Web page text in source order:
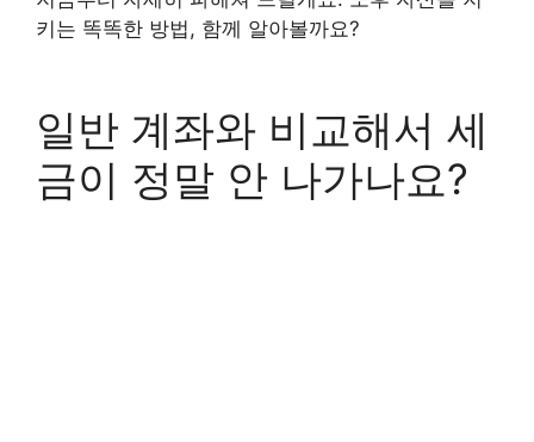
키는 똑똑한 방법, 함께 알아볼까요?
일반 계좌와 비교해서 세
금이 정말 안 나가나요?